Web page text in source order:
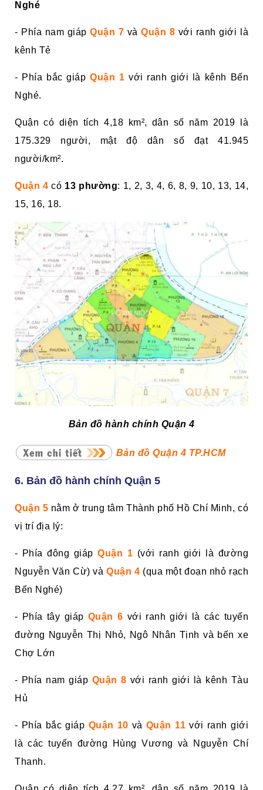
Nghé
- Phía nam giápQuận 7 vàQuận 8 với ranh giới là
kênh Tẻ
- Phía bắc giápQuận 1 với ranh giới là kênh Bến
Nghé.
Quận có diện tích 4,18 km², dân số năm 2019 là
175.329 người, mật độ dân số đạt 41.945
người/km².
Quận 4 có 13 phường: 1, 2, 3, 4, 6, 8, 9, 10, 13, 14,
15, 16, 18.
Bản đồ hành chính Quận 4
Bản đồ Quận 4 TP.HCM
6. Bản đồ hành chính Quận 5
Quận 5 nằm ở trung tâm Thành phố Hồ Chí Minh, có
vị trí địa lý:
- Phía đông giápQuận 1 (với ranh giới là đường
Nguyễn Văn Cừ) và Quận 4 (qua một đoạn nhỏ rạch
Bến Nghé)
- Phía tây giáp Quận 6 với ranh giới là các tuyến
đường Nguyễn Thị Nhỏ, Ngô Nhân Tịnh và bến xe
Chợ Lớn
- Phía nam giáp Quận 8 với ranh giới là kênh Tàu
Hủ
- Phía bắc giáp Quận 10 và Quận 11 với ranh giới
là các tuyến đường Hùng Vương và Nguyễn Chí
Thanh.